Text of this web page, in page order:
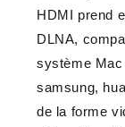
HDMI prend
DLNA,
système Mac
samsung,
de la forme